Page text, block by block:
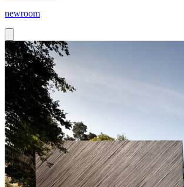
newroom